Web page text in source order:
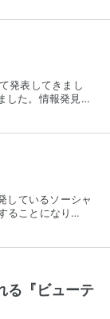
発表してきまし
した。情報発見…
しているソーシャ
ることになり…
る『ビューテ